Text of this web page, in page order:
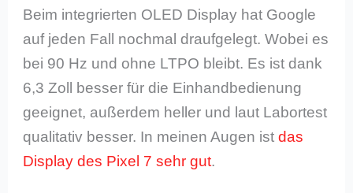
Beim integrierten OLED Display hat Google
auf jeden Fall nochmal draufgelegt. Wobei es
bei 90 Hz und ohne LTPO bleibt. Es ist dank
6,3 Zoll besser für die Einhandbedienung
geeignet, außerdem heller und laut Labortest
qualitativ besser. In meinen Augen istdas
Display des Pixel 7 sehr gut.